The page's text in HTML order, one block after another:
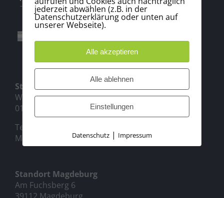
Standort Dresden
Würzburger Str. 14
01187 Dresden
Tel.:
Mail:
dresden@expert-pm.de
Standort Magdeburg
Am Fuchsberg 6
jederzeit abwählen (z.B. in der
Datenschutzerklärung oder unten auf
unserer Webseite).
Alle akzeptieren
Alle ablehnen
Einstellungen
Datenschutz| Impressum